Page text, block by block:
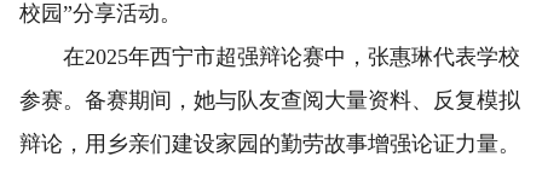
校园”分享活动。
在2025年西宁市超强辩论赛中，张惠琳代表学校
参赛。备赛期间，她与队友查阅大量资料、反复模拟
辩论，用乡亲们建设家园的勤劳故事增强论证力量。